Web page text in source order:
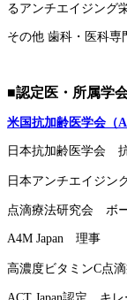
るアンチエイジング
その他 歯科・医科専
■認定医・所属学
米国抗加齢医学会（
日本抗加齢医学会
日本アンチエイジン
点滴療法研究会 ボ
A4M Japan 理事
高濃度ビタミンC点